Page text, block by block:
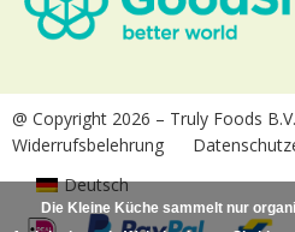
@ Copyright 2026 – Truly Foods
Widerrufsbelehrung
Deutsch
Die Kleine Küche sammelt nur